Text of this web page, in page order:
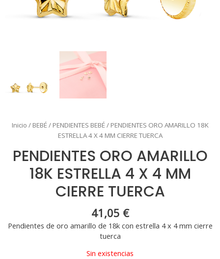
Inicio / BEBÉ / PENDIENTES BEBÉ / PENDIENTES ORO AMARILLO 18K
ESTRELLA 4 X 4 MM CIERRE TUERCA
PENDIENTES ORO AMARILLO
18K ESTRELLA 4 X 4 MM
CIERRE TUERCA
41,05 €
Pendientes de oro amarillo de 18k con estrella 4 x 4 mm cierre
tuerca
Sin existencias